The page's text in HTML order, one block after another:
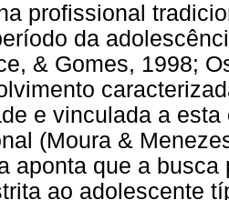
profissional
da
& Gomes, 1998;
e vinculada a
(Moura &
aponta que a
ao adolescente